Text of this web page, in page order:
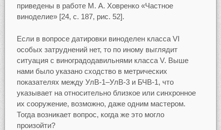
приведены в работе М. А. Ховренко «Частное
виноделие» [24, с. 187, рис. 52].
Если в вопросе датировки виноделен класса VI
особых затруднений нет, то по иному выглядит
ситуация с виноградодавильнями класса V. Выше
нами было указано сходство в метрических
показателях между УлВ-1–УлВ-3 и БЧВ-1, что
указывает на относительно близкое или синхронное
их сооружение, возможно, даже одним мастером.
Тогда возникает вопрос, когда же это могло
произойти?